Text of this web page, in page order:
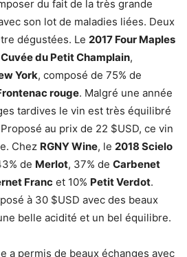
du fait de la très grande
son lot de maladies liées. Deux
dégustées. Le 2017 Four Maples
Cuvée du Petit Champlain,
York, composé de 75% de
rouge. Malgré une année
tardives le vin est très équilibré
au prix de 22 $USD, ce vin
Chez RGNY Wine, le 2018 Scielo
de Merlot, 37% de Carbenet
Franc et 10% Petit Verdot.
à 30 $USD avec des beaux
belle acidité et un bel équilibre.
a permis de beaux échanges avec